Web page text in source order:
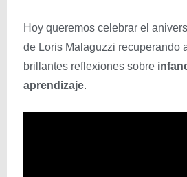
Hoy queremos celebrar el
de Loris Malaguzzi recuperando
brillantes reflexiones sobre
aprendizaje.